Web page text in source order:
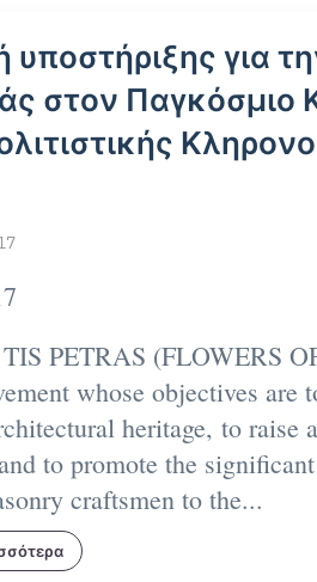
υποστήριξης για
στον Παγκόσμιο
PETRAS (FLOWERS
whose objectives are
heritage, to raise
to promote the
craftsmen to the...